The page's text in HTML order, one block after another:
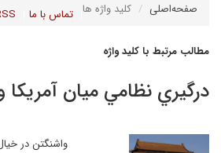
تماس با ما صفحه‌اصلی کلید واژه ها
مطالب مرتبط با کلید واژه
درگيري نظامي ميان
واشنگتن در